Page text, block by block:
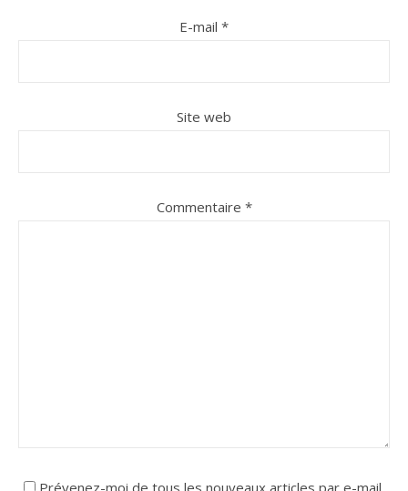
E-mail *
Site web
Commentaire *
Prévenez-moi de tous les nouveaux articles par e-mail.